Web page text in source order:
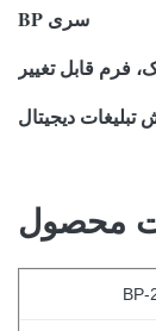
سری BP
فرم قابل تغییر
تبلیغات دیجیتال
محصول
BP-